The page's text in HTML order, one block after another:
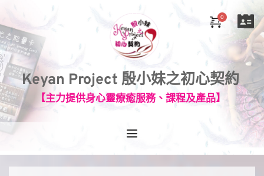
Keyan Project 殷小妹之初心契約
【主力提供身心靈療癒服務、課程及產品】